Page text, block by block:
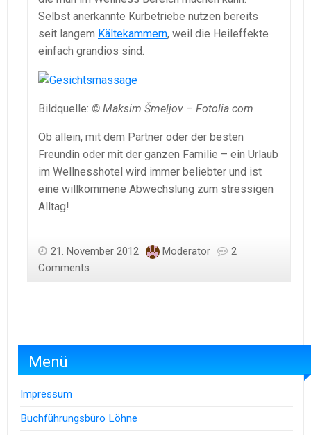
Selbst anerkannte Kurbetriebe nutzen bereits
seit langem Kältekammern, weil die Heileffekte
einfach grandios sind.
Bildquelle: © Maksim Šmeljov – Fotolia.com
Ob allein, mit dem Partner oder der besten
Freundin oder mit der ganzen Familie – ein Urlaub
im Wellnesshotel wird immer beliebter und ist
eine willkommene Abwechslung zum stressigen
Alltag!
21. November 2012 Moderator
2
Comments
Menü
Impressum
Buchführungsbüro Löhne